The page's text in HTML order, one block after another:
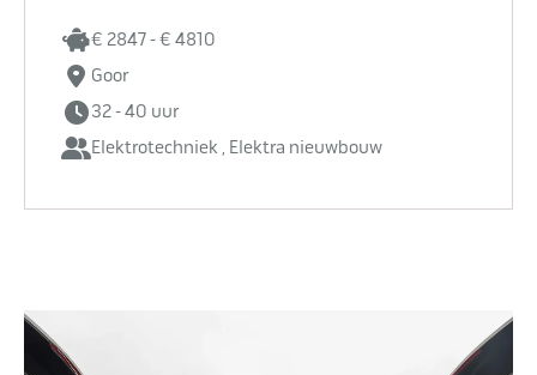
€ 2847 - € 4810
Goor
32 - 40 uur
Elektrotechniek , Elektra nieuwbouw